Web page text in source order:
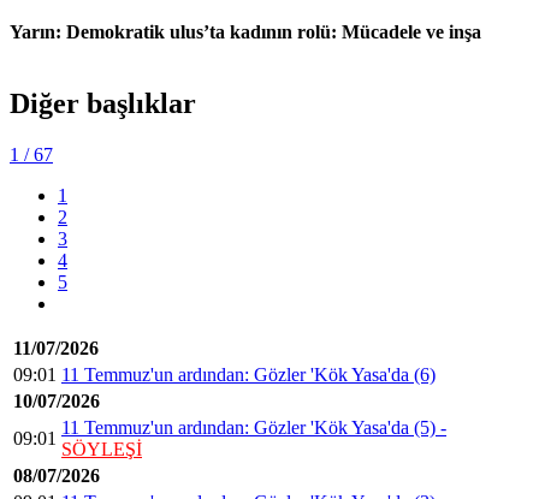
Yarın: Demokratik ulus’ta kadının rolü: Mücadele ve inşa
Diğer başlıklar
1 / 67
1
2
3
4
5
11/07/2026
09:01 11 Temmuz'un ardından: Gözler 'Kök Yasa'da (6)
10/07/2026
09:01
11 Temmuz'un ardından: Gözler 'Kök Yasa'da (5) -
SÖYLEŞİ
08/07/2026